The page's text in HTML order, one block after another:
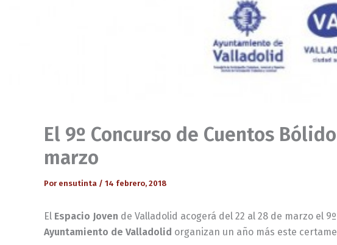
El 9º Concurso de Cuentos
marzo
Por ensutinta / 14 febrero, 2018
El Espacio Joven de Valladolid acogerá del 22 al 28 de marzo el
Ayuntamiento de Valladolid organizan un año más este